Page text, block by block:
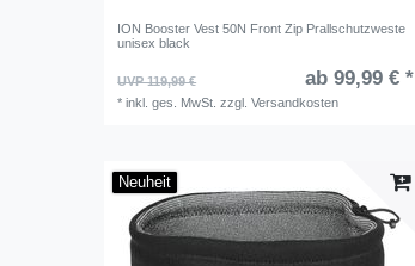
ION Booster Vest 50N Front Zip Prallschutzweste
unisex black
UVP 119,99 € ab 99,99 € *
*inkl. ges. MwSt. zzgl.Versandkosten
Neuheit